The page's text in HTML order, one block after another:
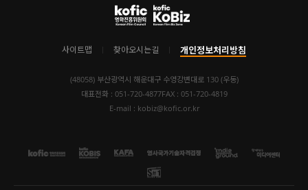
(2) 방식의 차이로 생겨 날 수 있는 문제점
2) 후반 작업
사이트맵 찾아오시는길 개인정보처리방침
(48058) 부산광역시 해운대구 수영강변대로 130 (우동)
대표전화 : 051-720-4877FAX : 051-720-4819
E-mail : kobiz@kofic.or.kr